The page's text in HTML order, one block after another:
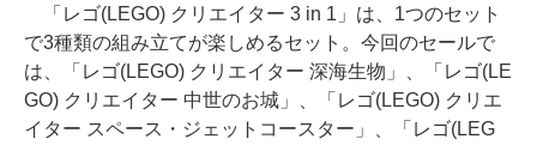
「レゴ(LEGO) クリエイター 3 in 1」は、1つのセット
で3種類の組み立てが楽しめるセット。今回のセールで
は、「レゴ(LEGO) クリエイター 深海生物」、「レゴ(LE
GO) クリエイター 中世のお城」、「レゴ(LEGO) クリエ
イター スペース・ジェットコースター」、「レゴ(LEG